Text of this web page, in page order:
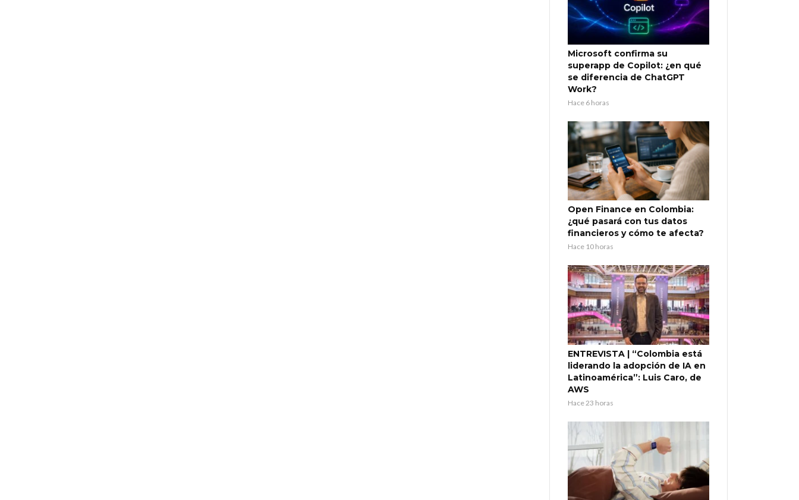
Microsoft confirma su
superapp de Copilot: ¿en qué
se diferencia de ChatGPT
Work?
Hace 6 horas
Open Finance en Colombia:
¿qué pasará con tus datos
financieros y cómo te afecta?
Hace 10 horas
ENTREVISTA | “Colombia está
liderando la adopción de IA en
Latinoamérica”: Luis Caro, de
AWS
Hace 23 horas